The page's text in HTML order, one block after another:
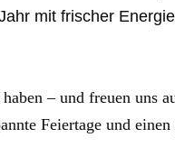
mit frischer
– und freuen uns
Feiertage und